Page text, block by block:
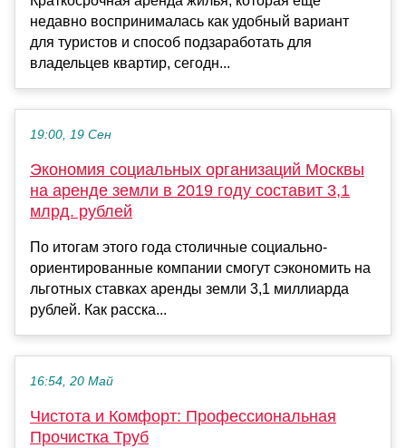
недавно воспринималась как удобный вариант
для туристов и способ подзаработать для
владельцев квартир, сегодн...
19:00, 19 Сен
Экономия социальных организаций Москвы
на аренде земли в 2019 году составит 3,1
млрд. рублей
По итогам этого года столичные социально-
ориентированные компании смогут сэкономить на
льготных ставках аренды земли 3,1 миллиарда
рублей. Как расска...
16:54, 20 Май
Чистота и Комфорт: Профессиональная
Прочистка Труб